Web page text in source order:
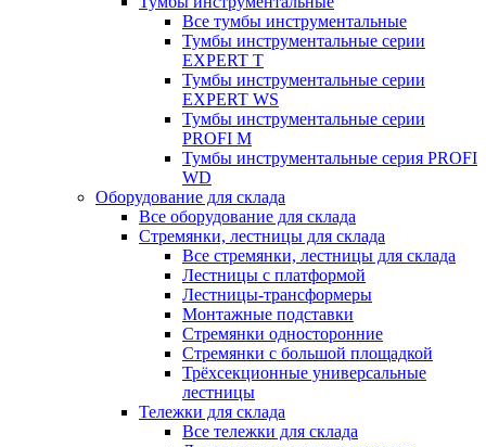
Все тумбы инструментальные
Тумбы инструментальные серии
EXPERT T
Тумбы инструментальные серии
EXPERT WS
Тумбы инструментальные серии
PROFI M
Тумбы инструментальные серия PROFI
WD
Оборудование для склада
Все оборудование для склада
Стремянки, лестницы для склада
Все стремянки, лестницы для склада
Лестницы с платформой
Лестницы-трансформеры
Монтажные подставки
Стремянки односторонние
Стремянки с большой площадкой
Трёхсекционные универсальные
лестницы
Тележки для склада
Все тележки для склада